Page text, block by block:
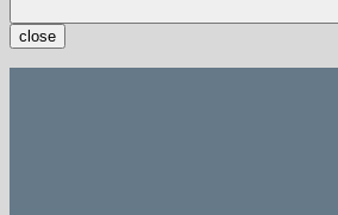
close